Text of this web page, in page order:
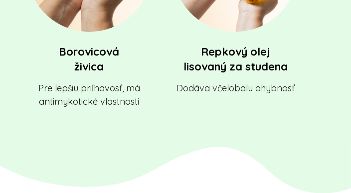
Borovicová
živica
Pre lepšiu priľnavosť, má
antimykotické vlastnosti
Repkový olej
lisovaný za studena
Dodáva včelobalu ohybnosť